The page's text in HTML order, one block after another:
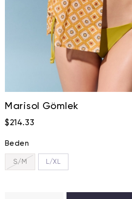
Marisol Gömlek
$214.33
Beden
S/M L/XL